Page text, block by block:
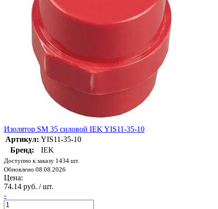
Изолятор SM 35 силовой IEK YIS11-35-10
Артикул: YIS11-35-10
Бренд:
IEK
Доступно к заказу 1434 шт.
Обновлено 08.08.2026
Цена:
74.14 руб. / шт.
-